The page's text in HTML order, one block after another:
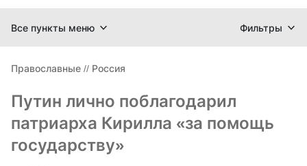
Все пункты меню Фильтры
Православные // Россия
Путин лично поблагодарил
патриарха Кирилла «за помощь
государству»